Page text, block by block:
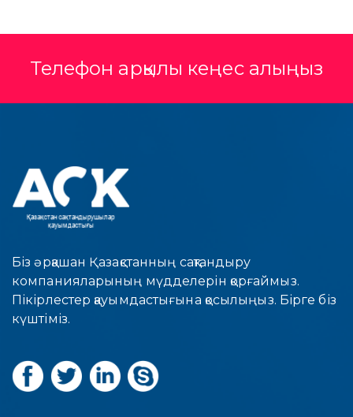
Телефон арқылы кеңес алыңыз
Біз әрқашан Қазақстанның сақтандыру
компанияларының мүдделерін қорғаймыз.
Пікірлестер қауымдастығына қосылыңыз. Бірге біз
күштіміз.